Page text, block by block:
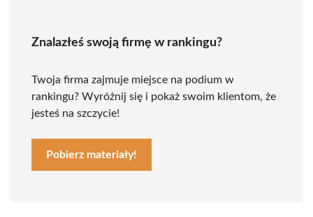
Znalazłeś swoją firmę w rankingu?
Twoja firma zajmuje miejsce na podium w
rankingu? Wyróżnij się i pokaż swoim klientom, że
jesteś na szczycie!
Pobierz materiały!